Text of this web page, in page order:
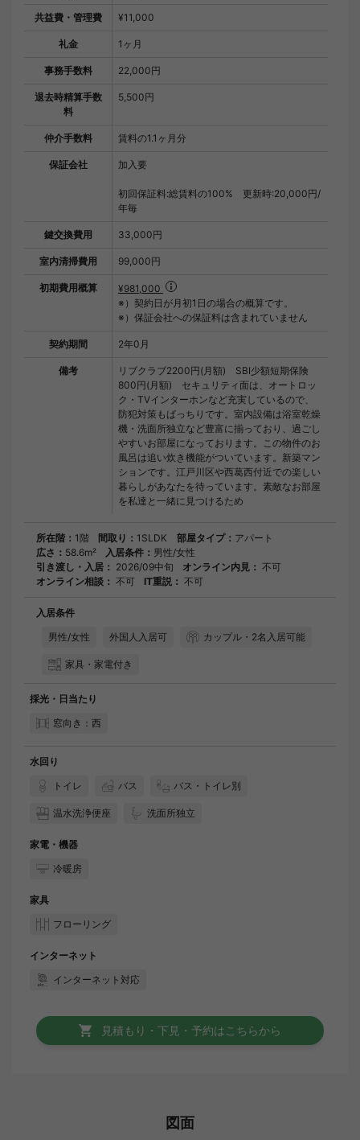
共益費・管理費 ¥11,000
礼金 1ヶ月
事務手数料 22,000円
退去時精算手数
料
5,500円
仲介手数料 賃料の1.1ヶ月分
保証会社 加入要
初回保証料:総賃料の100% 更新時:20,000円/
年毎
鍵交換費用 33,000円
室内清掃費用 99,000円
初期費用概算
¥981,000
※）契約日が月初1日の場合の概算です。
※）保証会社への保証料は含まれていません
契約期間 2年0月
備考
リブクラブ2200円(月額) SBI少額短期保険
800円(月額) セキュリティ面は、オートロッ
ク・TVインターホンなど充実しているので、
防犯対策もばっちりです。室内設備は浴室乾燥
機・洗面所独立など豊富に揃っており、過ごし
やすいお部屋になっております。この物件のお
風呂は追い炊き機能がついています。新築マン
ションです。江戸川区や西葛西付近での楽しい
暮らしがあなたを待っています。素敵なお部屋
を私達と一緒に見つけるため
所在階： 1階 間取り： 1SLDK 部屋タイプ： アパート
広さ： 58.6m² 入居条件： 男性/女性
引き渡し・入居： 2026/09中旬 オンライン内見： 不可
オンライン相談： 不可 IT重説： 不可
入居条件
男性/女性
外国人入居可 カップル・2名入居可能
家具・家電付き
採光・日当たり
窓向き：西
水回り
トイレ
バス バス・トイレ別
温水洗浄便座 洗面所独立
家電・機器
冷暖房
家具
フローリング
インターネット
インターネット対応
見積もり・下見・予約はこちらから
図面